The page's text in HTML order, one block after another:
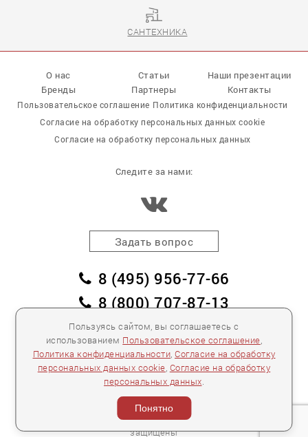
Пользуясь сайтом, вы соглашаетесь с
использованием Пользовательское соглашение
Политика конфиденциальности Согласие на обработку
персональных данных cookie Согласие на обработку
персональных данных
Понятно
САНТЕХНИКА
О нас Статьи
Наши презентации
Бренды
Партнеры Контакты
Пользовательское соглашение Политика конфиденциальности
Согласие на обработку персональных данных cookie
Согласие на обработку персональных данных
Следите за нами:
Задать вопрос
8 (495) 956-77-66
8 (800) 707-87-13
заказать обратный звонок
пл. Победы, дом 2, корпус 2
Для спецификаций и предложений:info@mebelclub.ru
Выставленные на данном сайте предложения
публичной офертой не являются.
Количество товара ограничено.
2026 «Интерьерный салон №1» Все права
защищены